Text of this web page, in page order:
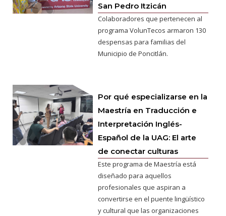
San Pedro Itzicán
Colaboradores que pertenecen al
programa VolunTecos armaron 130
despensas para familias del
Municipio de Poncitlán.
Por qué especializarse en la
Maestría en Traducción e
Interpretación Inglés-
Español de la UAG: El arte
de conectar culturas
Este programa de Maestría está
diseñado para aquellos
profesionales que aspiran a
convertirse en el puente lingüístico
y cultural que las organizaciones